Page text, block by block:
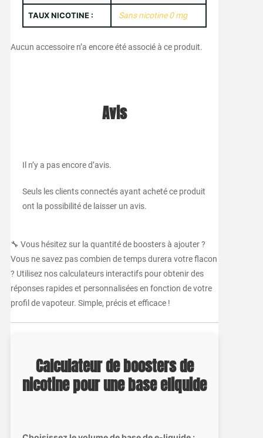
TAUX NICOTINE : Sans nicotine 0 mg
Aucun accessoire n’a encore été associé à ce produit.
Avis
Il n’y a pas encore d’avis.
Seuls les clients connectés ayant acheté ce produit
ont la possibilité de laisser un avis.
🔧 Vous hésitez sur la quantité de boosters à ajouter ?
Vous ne savez pas combien de temps durera votre flacon
? Utilisez nos calculateurs interactifs pour obtenir des
réponses rapides et personnalisées en fonction de votre
profil de vapoteur. Simple, précis et efficace !
Calculateur de boosters de
nicotine pour une base eliquide